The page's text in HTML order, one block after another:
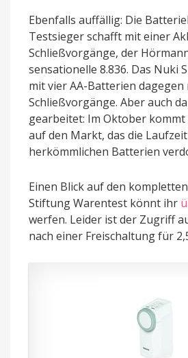
Ebenfalls auffällig: Die
Testsieger schafft mit einer
Schließvorgänge, der
sensationelle 8.836. Das Nuki
mit vier AA-Batterien dagegen
Schließvorgänge. Aber auch
gearbeitet: Im Oktober kommt
auf den Markt, das die
herkömmlichen Batterien
Einen Blick auf den
Stiftung Warentest könnt ihr
werfen. Leider ist der Zugriff
nach einer Freischaltung für